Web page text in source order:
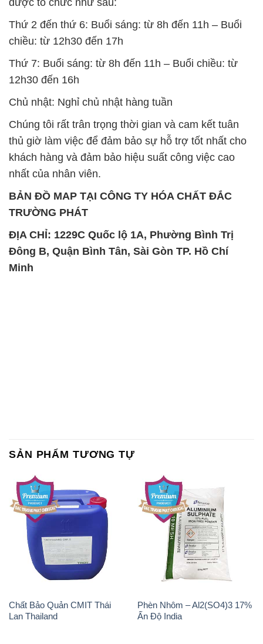
Thứ 2 đến thứ 6: Buổi sáng: từ 8h đến 11h – Buổi
chiều: từ 12h30 đến 17h
Thứ 7: Buổi sáng: từ 8h đến 11h – Buổi chiều: từ
12h30 đến 16h
Chủ nhật: Nghỉ chủ nhật hàng tuần
Chúng tôi rất trân trọng thời gian và cam kết tuân
thủ giờ làm việc để đảm bảo sự hỗ trợ tốt nhất cho
khách hàng và đảm bảo hiệu suất công việc cao
nhất của nhân viên.
BẢN ĐỒ MAP TẠI CÔNG TY HÓA CHẤT ĐẮC
TRƯỜNG PHÁT
ĐỊA CHỈ: 1229C Quốc lộ 1A, Phường Bình Trị
Đông B, Quận Bình Tân, Sài Gòn TP. Hồ Chí
Minh
SẢN PHẨM TƯƠNG TỰ
Chất Bảo Quản CMIT Thái
Lan Thailand
Phèn Nhôm – Al2(SO4)3 17%
Ấn Độ India